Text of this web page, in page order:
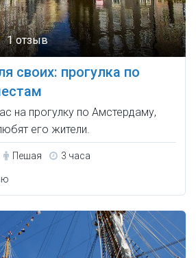
1 отзыв
своих: прогулка по
на прогулку по Амстердаму,
его жители.
Пешая 3 часа